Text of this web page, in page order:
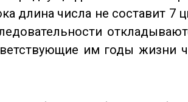
длина числа не составит 7
им годы жизни